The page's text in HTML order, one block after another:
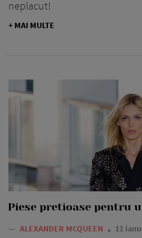
neplacut!
+ MAI MULTE
Piese pretioase pentru
— ALEXANDER MCQUEEN 11